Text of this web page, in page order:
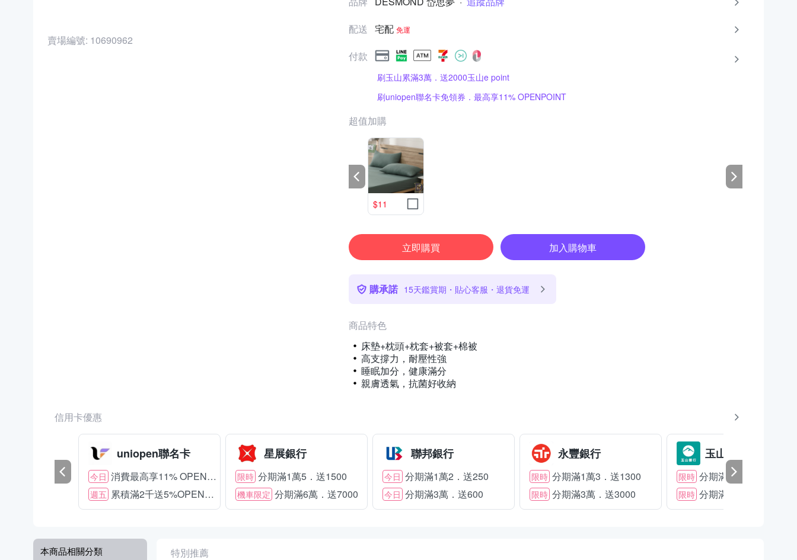
賣場編號: 10690962
配送
宅配 免運
付款
刷玉山累滿3萬．送2000玉山e point
刷uniopen聯名卡免領券．最高享11% OPENPOINT
超值加購
$11
立即購買 加入購物車
購承諾 15天鑑賞期・貼心客服・退貨免運
商品特色
床墊+枕頭+枕套+被套+棉被
高支撐力，耐壓性強
睡眠加分，健康滿分
親膚透氣，抗菌好收納
信用卡優惠
uniopen聯名卡
今日 消費最高享11% OPENPOINT
週五 累積滿2千送5%OPENPOINT
星展銀行
限時 分期滿1萬5．送1500
機車限定 分期滿6萬．送7000
聯邦銀行
今日 分期滿1萬2．送250
今日 分期滿3萬．送600
永豐銀行
限時 分期滿1萬3．送1300
限時 分期滿3萬．送3000
玉山銀行
限時 分期滿2萬．送1500
限時 分期滿3萬．送2000
本商品相關分類 特別推薦